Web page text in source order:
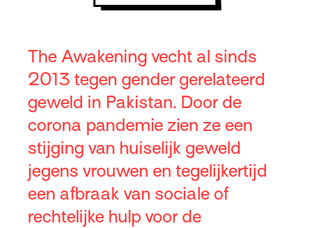
The Awakening vecht al sinds
2013 tegen gender gerelateerd
geweld in Pakistan. Door de
corona pandemie zien ze een
stijging van huiselijk geweld
jegens vrouwen en tegelijkertijd
een afbraak van sociale of
rechtelijke hulp voor de